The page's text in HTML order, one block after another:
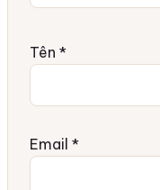
Tên *
Email *